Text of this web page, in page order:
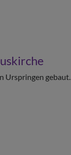
Urspringen gebaut.